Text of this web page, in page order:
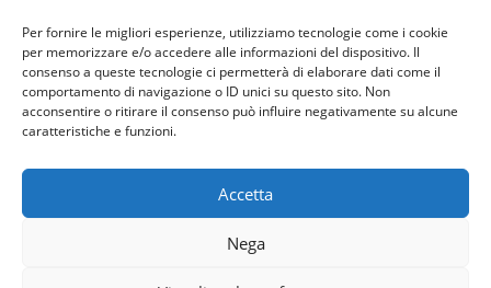
Per fornire le migliori esperienze, utilizziamo tecnologie come i cookie
per memorizzare e/o accedere alle informazioni del dispositivo. Il
consenso a queste tecnologie ci permetterà di elaborare dati come il
comportamento di navigazione o ID unici su questo sito. Non
acconsentire o ritirare il consenso può influire negativamente su alcune
caratteristiche e funzioni.
Accetta
Nega
COOKIE
POLICY
PRIVACY